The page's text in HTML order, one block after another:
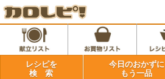
レシピを
検 索
今日のおかずに
もう一品